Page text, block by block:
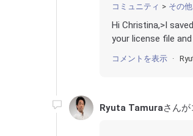
コミュニティ その他
Hi Christina,>I
your license file
コメントを表示
Ryuta Tamuraさん